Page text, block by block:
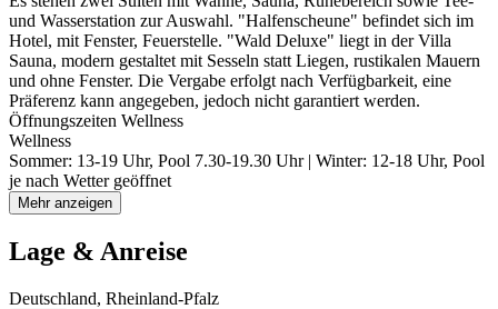
und Wasserstation zur Auswahl. "Halfenscheune" befindet sich im
Hotel, mit Fenster, Feuerstelle. "Wald Deluxe" liegt in der Villa
Sauna, modern gestaltet mit Sesseln statt Liegen, rustikalen Mauern
und ohne Fenster. Die Vergabe erfolgt nach Verfügbarkeit, eine
Präferenz kann angegeben, jedoch nicht garantiert werden.
Öffnungszeiten Wellness
Wellness
Sommer: 13-19 Uhr, Pool 7.30-19.30 Uhr | Winter: 12-18 Uhr, Pool
je nach Wetter geöffnet
Mehr anzeigen
Lage & Anreise
Deutschland, Rheinland-Pfalz